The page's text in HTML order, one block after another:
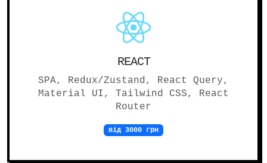
REACT
SPA, Redux/Zustand, React Query,
Material UI, Tailwind CSS, React
Router
від 3000 грн